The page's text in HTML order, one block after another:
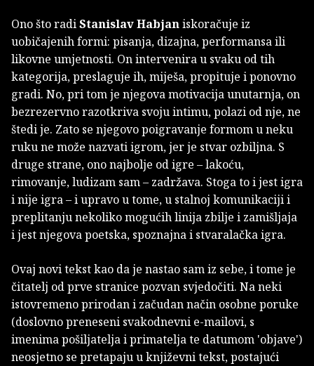
Ono što radiStanislav Habjaniskoračuje iz
uobičajenih formi: pisanja, dizajna, performansa ili
likovne umjetnosti. On intervenira u svaku od tih
kategorija, preslaguje ih, miješa, propituje i ponovno
gradi. No, pri tom je njegova motivacija unutarnja, on
bezrezervno razotkriva svoju intimu, polazi od nje, ne
štedi je. Zato se njegovo poigravanje formom u neku
ruku ne može nazvati igrom, jer je stvar ozbiljna. S
druge strane, ono najbolje od igre – lakoću,
rimovanje, ludizam sam – zadržava. Stoga to i jest igra
i nije igra – i upravo u tome, u stalnoj komunikaciji i
preplitanju nekoliko mogućih linija zbilje i zamišljaja
i jest njegova poetska, spoznajna i stvaralačka igra.
Ovaj novi tekst kao da je nastao sam iz sebe, i tome je
čitatelj od prve stranice pozvan svjedočiti. Na neki
istovremeno prirodan i začudan način osobne poruke
(doslovno preneseni svakodnevni e-mailovi, s
imenima pošiljatelja i primatelja te datumom 'objave')
neosjetno se pretapaju u književni tekst, postajući